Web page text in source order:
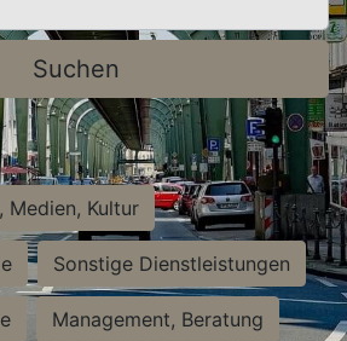
Suchen
Medien, Kultur
Sonstige Dienstleistungen
Management, Beratung